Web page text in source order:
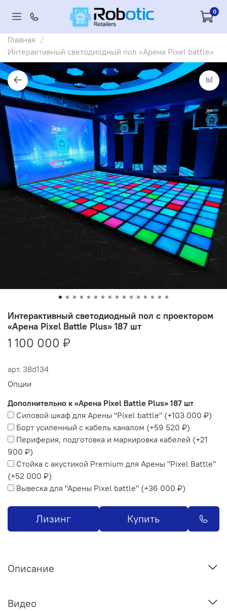
0
Главная
Интерактивный светодиодный пол «Арена Pixel battle»
арт. 38d134
Интерактивный светодиодный пол с проектором
«Арена Pixel Battle Plus» 187 шт
1 100 000 ₽
Лизинг Купить
Опции
Дополнительно к «Арена Pixel Battle Plus» 187 шт
Силовой шкаф для Арены "Pixel battle" (+103 000 ₽)
Борт усиленный с кабель каналом (+59 520 ₽)
Периферия, подготовка и маркировка кабелей (+21
900 ₽)
Стойка с акустикой Premium для Арены "Pixel Battle"
(+52 000 ₽)
Вывеска для "Арены Pixel battle" (+36 000 ₽)
Описание
Видео